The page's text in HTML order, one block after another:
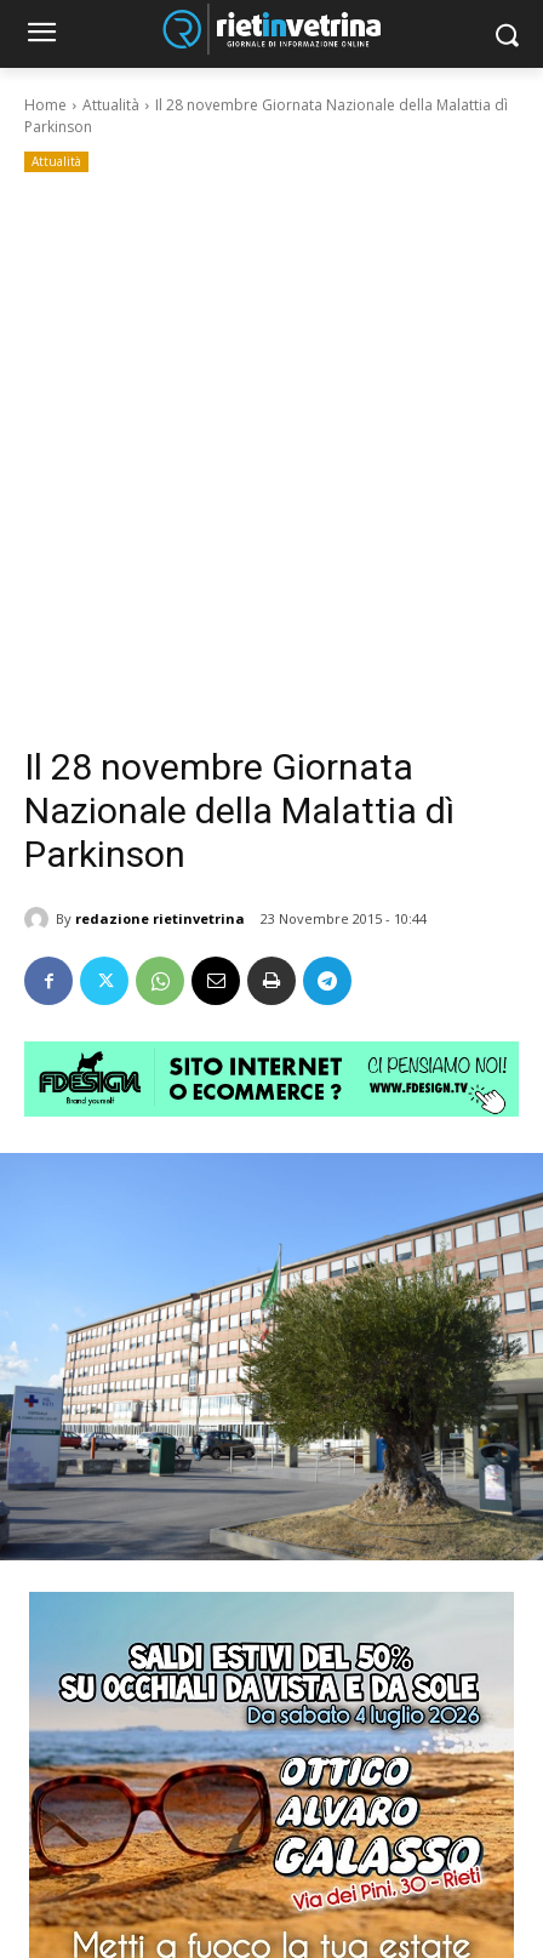
Home Attualità
Il 28 novembre Giornata Nazionale della Malattia dì
Parkinson
Attualità
Il 28 novembre Giornata
Nazionale della Malattia dì
Parkinson
By redazione rietinvetrina 23 Novembre 2015 - 10:44